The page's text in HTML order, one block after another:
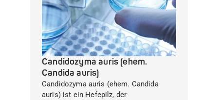
Candidozyma auris (ehem.
Candida auris)
Candidozyma auris (ehem. Candida
auris) ist ein Hefepilz, der